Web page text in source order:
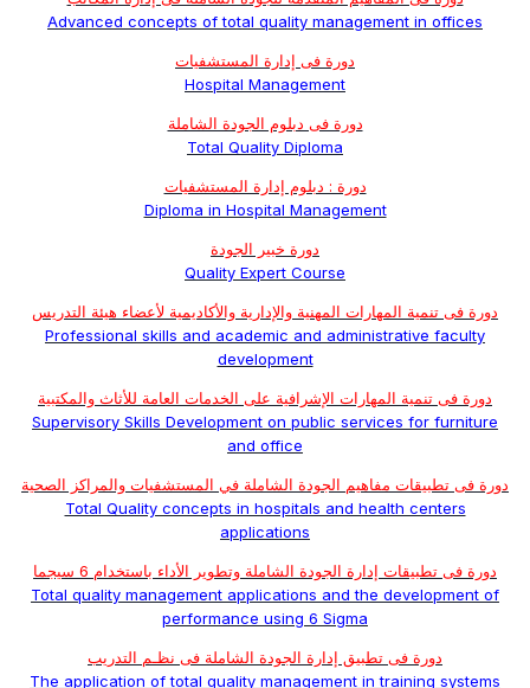
Advanced concepts of total quality management in offices
دورة فى إدارة المستشفيات
Hospital Management
دورة فى دبلوم الجودة الشاملة
Total Quality Diploma
دورة : دبلوم إدارة المستشفيات
Diploma in Hospital Management
دورة خبير الجودة
Quality Expert Course
دورة فى تنمية المهارات المهنية والإدارية والأكاديمية لأعضاء هيئة التدريس
Professional skills and academic and administrative faculty
development
دورة فى تنمية المهارات الإشرافية على الخدمات العامة للأثاث والمكتبية
Supervisory Skills Development on public services for furniture
and office
دورة فى تطبيقات مفاهيم الجودة الشاملة في المستشفيات والمراكز الصحية
Total Quality concepts in hospitals and health centers
applications
دورة فى تطبيقات إدارة الجودة الشاملة وتطوير الأداء باستخدام 6 سيجما
Total quality management applications and the development of
performance using 6 Sigma
دورة فى تطبيق إدارة الجودة الشاملة فى نظـم التدريب
The application of total quality management in training systems